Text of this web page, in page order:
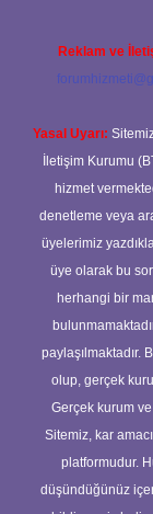
Reklam ve
Yasal Uyarı:
İletişim Kurumu
hizmet
denetleme veya
üyelerimiz
üye olarak bu
herhangi bir
paylaşılmaktadır.
olup, gerçek
Gerçek kurum
Sitemiz, kar
platformudur.
düşündüğünüz